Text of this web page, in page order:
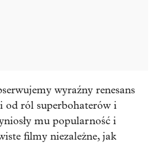
wyraźny renesans
od ról superbohaterów i
mu popularność i
filmy niezależne, jak